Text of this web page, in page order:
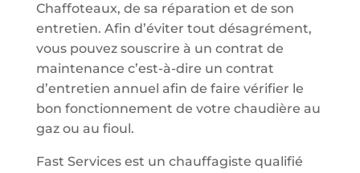
Chaffoteaux, de sa réparation et de son
entretien. Afin d’éviter tout désagrément,
vous pouvez souscrire à un contrat de
maintenance c’est-à-dire un contrat
d’entretien annuel afin de faire vérifier le
bon fonctionnement de votre chaudière au
gaz ou au fioul.
Fast Services est un chauffagiste qualifié